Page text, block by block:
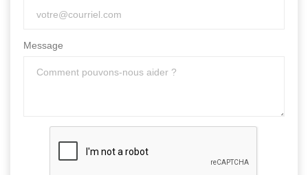
Message